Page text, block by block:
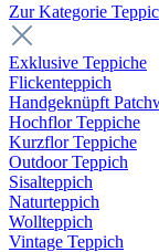
Zur Kategorie
Exklusive Teppiche
Flickenteppich
Handgeknüpft
Hochflor Teppiche
Kurzflor Teppiche
Outdoor Teppich
Sisalteppich
Naturteppich
Wollteppich
Vintage Teppich